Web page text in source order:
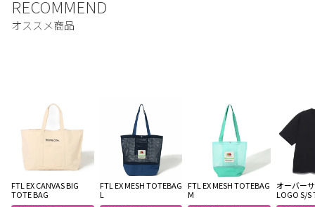
FTL EX CANVAS BIG
TOTE BAG
FTL EX MESH TOTEBAG
L
FTL EX MESH TOTEBAG
M
オーバー
LOGO S/S